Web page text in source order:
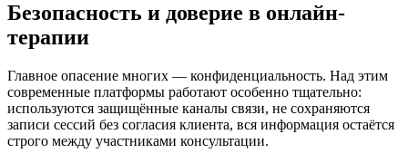
Безопасность и доверие в онлайн-
терапии
Главное опасение многих — конфиденциальность. Над этим
современные платформы работают особенно тщательно:
используются защищённые каналы связи, не сохраняются
записи сессий без согласия клиента, вся информация остаётся
строго между участниками консультации.